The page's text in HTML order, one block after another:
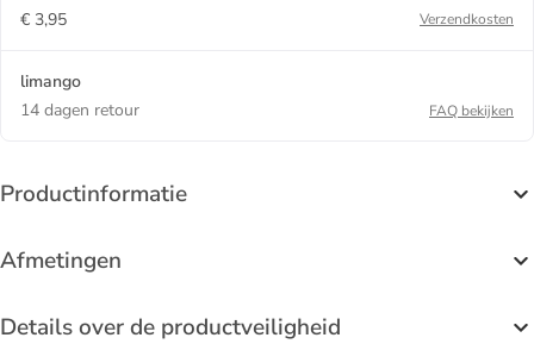
€ 3,95
Verzendkosten
limango
14 dagen retour
FAQ bekijken
Productinformatie
Afmetingen
Details over de productveiligheid